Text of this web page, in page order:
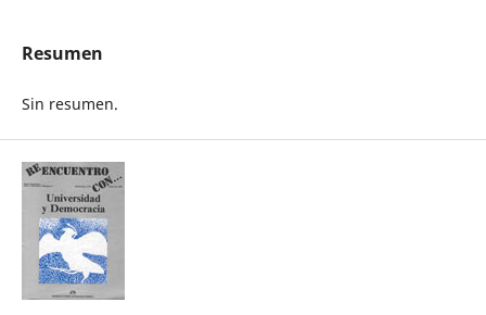
Resumen
Sin resumen.